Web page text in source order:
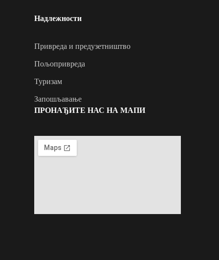
Надлежности
Привреда и предузетништво
Пољопривреда
Туризам
Запошљавање
ПРОНАЂИТЕ НАС НА МАПИ